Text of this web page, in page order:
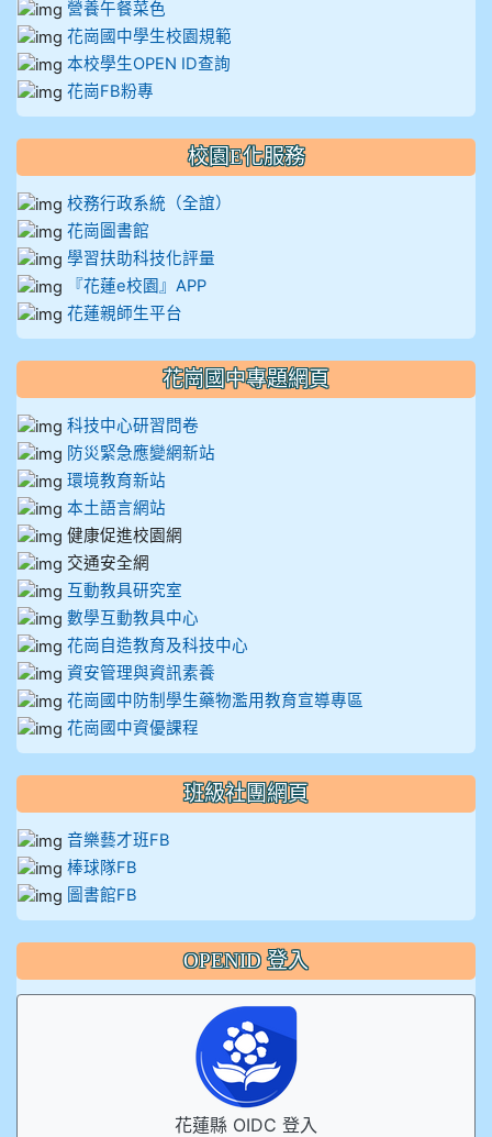
營養午餐菜色
花崗國中學生校園規範
本校學生OPEN ID查詢
花崗FB粉專
校園E化服務
校務行政系統（全誼）
花崗圖書館
學習扶助科技化評量
『花蓮e校園』APP
花蓮親師生平台
花崗國中專題網頁
科技中心研習問卷
防災緊急應變網新站
環境教育新站
本土語言網站
健康促進校園網
交通安全網
互動教具研究室
數學互動教具中心
花崗自造教育及科技中心
資安管理與資訊素養
花崗國中防制學生藥物濫用教育宣導專區
花崗國中資優課程
班級社團網頁
音樂藝才班FB
棒球隊FB
圖書館FB
OPENID 登入
花蓮縣 OIDC 登入